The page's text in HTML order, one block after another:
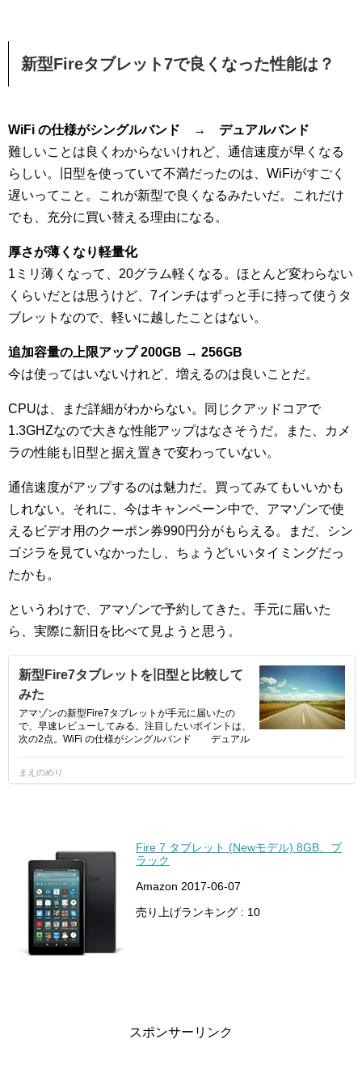
新型Fireタブレット7で良くなった性能は？
WiFi の仕様がシングルバンド → デュアルバンド
難しいことは良くわからないけれど、通信速度が早くなる
らしい。旧型を使っていて不満だったのは、WiFiがすごく
遅いってこと。これが新型で良くなるみたいだ。これだけ
でも、充分に買い替える理由になる。
厚さが薄くなり軽量化
1ミリ薄くなって、20グラム軽くなる。ほとんど変わらない
くらいだとは思うけど、7インチはずっと手に持って使うタ
ブレットなので、軽いに越したことはない。
追加容量の上限アップ 200GB → 256GB
今は使ってはいないけれど、増えるのは良いことだ。
CPUは、まだ詳細がわからない。同じクアッドコアで
1.3GHZなので大きな性能アップはなさそうだ。また、カメ
ラの性能も旧型と据え置きで変わっていない。
通信速度がアップするのは魅力だ。買ってみてもいいかも
しれない。それに、今はキャンペーン中で、アマゾンで使
えるビデオ用のクーポン券990円分がもらえる。まだ、シン
ゴジラを見ていなかったし、ちょうどいいタイミングだっ
たかも。
というわけで、アマゾンで予約してきた。手元に届いた
ら、実際に新旧を比べて見ようと思う。
新型Fire7タブレットを旧型と比較して
みた
アマゾンの新型Fire7タブレットが手元に届いたの
で、早速レビューしてみる。注目したいポイントは、
次の2点。WiFi の仕様がシングルバンド  デュアル
まえのめり
Fire 7 タブレット (Newモデル) 8GB、ブ
ラック
Amazon 2017-06-07
売り上げランキング : 10
スポンサーリンク